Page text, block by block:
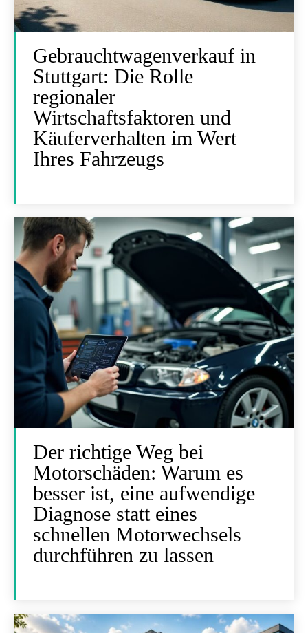
Gebrauchtwagenverkauf in
Stuttgart: Die Rolle
regionaler
Wirtschaftsfaktoren und
Käuferverhalten im Wert
Ihres Fahrzeugs
Der richtige Weg bei
Motorschäden: Warum es
besser ist, eine aufwendige
Diagnose statt eines
schnellen Motorwechsels
durchführen zu lassen